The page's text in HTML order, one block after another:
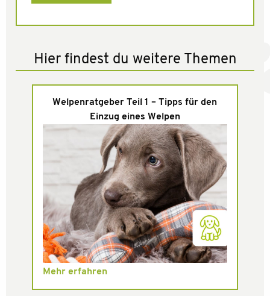
Hier findest du weitere Themen
Welpenratgeber Teil 1 – Tipps für den
Einzug eines Welpen
Mehr erfahren